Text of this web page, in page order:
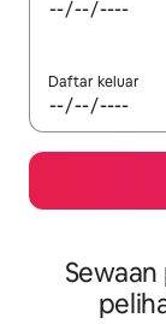
Daftar keluar